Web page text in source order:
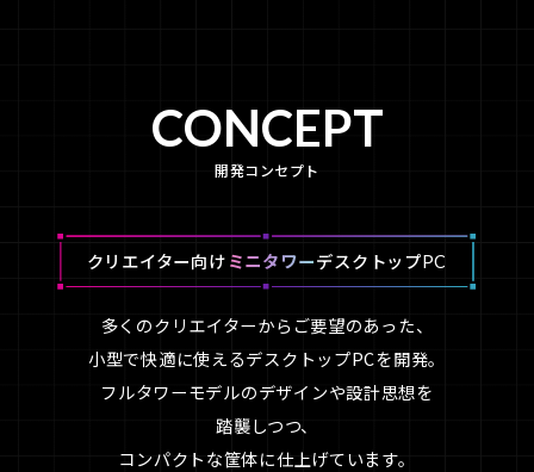
CONCEPT
開発コンセプト
クリエイター向け ミニタワーデスクトップPC
多くのクリエイターからご要望のあった、
小型で快適に使えるデスクトップPCを開発。
フルタワーモデルのデザインや設計思想を
踏襲しつつ、
コンパクトな筐体に仕上げています。